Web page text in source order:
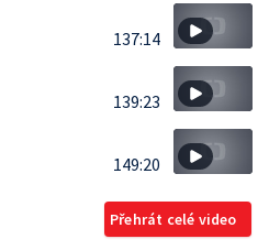
137:14
139:23
149:20
Přehrát celé video